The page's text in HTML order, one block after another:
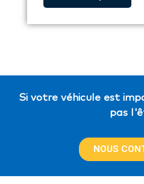
Si votre véhicule est
pas
NOUS